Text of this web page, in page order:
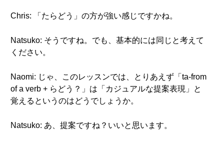
Chris: 「たらどう」の方が強い感じですかね。
Natsuko: そうですね。でも、基本的には同じと考えて
ください。
Naomi: じゃ、このレッスンでは、とりあえず「ta-from
of a verb + らどう？」は「カジュアルな提案表現」と
覚えるというのはどうでしょうか。
Natsuko: あ、提案ですね？いいと思います。